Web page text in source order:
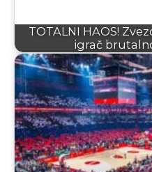
TOTALNI HAOS!
igrač